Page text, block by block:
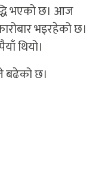
भएको छ। आज
भइरहेको छ।
थियो।
बढेको छ।